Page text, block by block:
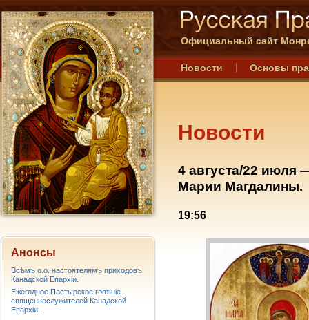
Официальный сайт
Новости Основы
Новости
4 августа/22 июля
Марии Магдалины.
19:56
Анонсы
Всѣмъ о.о. настоятелямъ приходовъ
Канадской Епархiи.
Ежегодное Пастырское говѣніе
священнослужителей Канадской
Епархіи.